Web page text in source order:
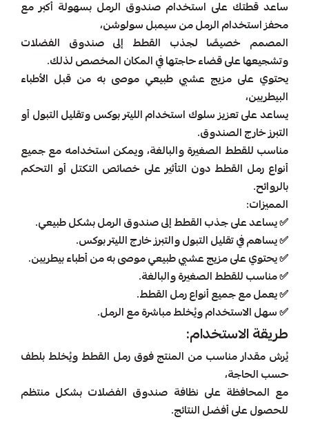
ساعد قطتك على استخدام صندوق الرمل بسهولة أكبر مع
محفز استخدام الرمل من سيمبل سولوشن،
المصمم خصيصًا لجذب القطط إلى صندوق الفضلات
وتشجيعها على قضاء حاجتها في المكان المخصص لذلك.
يحتوي على مزيج عشبي طبيعي موصى به من قبل الأطباء
البيطريين،
يساعد على تعزيز سلوك استخدام الليتر بوكس وتقليل التبول أو
التبرز خارج الصندوق.
مناسب للقطط الصغيرة والبالغة، ويمكن استخدامه مع جميع
أنواع رمل القطط دون التأثير على خصائص التكتل أو التحكم
بالروائح.
المميزات:
✅ يساعد على جذب القطط إلى صندوق الرمل بشكل طبيعي.
✅ يساهم في تقليل التبول والتبرز خارج الليتر بوكس.
✅ يحتوي على مزيج عشبي طبيعي موصى به من أطباء بيطريين.
✅ مناسب للقطط الصغيرة والبالغة.
✅ يعمل مع جميع أنواع رمل القطط.
✅ سهل الاستخدام ويُخلط مباشرة مع الرمل.
طريقة الاستخدام:
يُرش مقدار مناسب من المنتج فوق رمل القطط ويُخلط بلطف
حسب الحاجة،
مع المحافظة على نظافة صندوق الفضلات بشكل منتظم
للحصول على أفضل النتائج.